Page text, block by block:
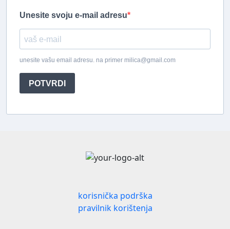
Unesite svoju e-mail adresu
unesite vašu email adresu. na primer milica@gmail.com
POTVRDI
korisnička podrška
pravilnik korištenja